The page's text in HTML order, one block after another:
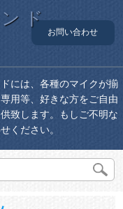
ド
お問い合わせ
には、各種のマイクが揃
用等、好きな方をご自由
致します。もしご不明な
ください。